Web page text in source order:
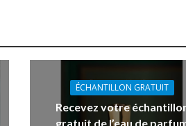
ÉCHANTILLON GRATUIT
Recevez votre
gratuit de l’eau de